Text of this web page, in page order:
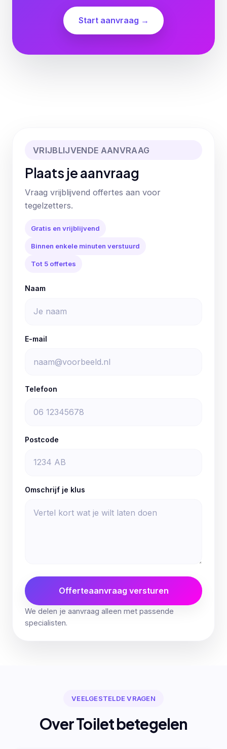
Start aanvraag →
VRIJBLIJVENDE AANVRAAG
Plaats je aanvraag
Vraag vrijblijvend offertes aan voor
tegelzetters.
Gratis en vrijblijvend
Binnen enkele minuten verstuurd
Tot 5 offertes
Naam
E-mail
Telefoon
Postcode
Omschrijf je klus
Offerteaanvraag versturen
We delen je aanvraag alleen met passende
specialisten.
VEELGESTELDE VRAGEN
Over Toilet betegelen